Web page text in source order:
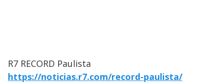
R7 RECORD Paulista
https://noticias.r7.com/record-paulista/